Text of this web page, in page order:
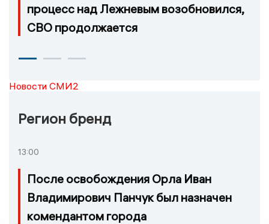
процесс над Лежневым возобновился,
СВО продолжается
Новости СМИ2
Регион бренд
13:00
После освобождения Орла Иван
Владимирович Панчук был назначен
комендантом города